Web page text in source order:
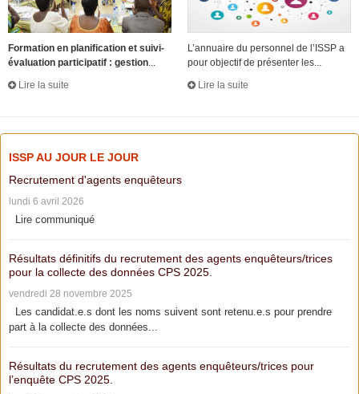
Formation en planification et suivi-
évaluation participatif : gestion...
Lire la suite
L’annuaire du personnel de l’ISSP a
pour objectif de présenter les...
Lire la suite
ISSP AU JOUR LE JOUR
Recrutement d'agents enquêteurs
lundi 6 avril 2026
Lire communiqué
Résultats définitifs du recrutement des agents enquêteurs/trices
pour la collecte des données CPS 2025.
vendredi 28 novembre 2025
Les candidat.e.s dont les noms suivent sont retenu.e.s pour prendre
part à la collecte des données...
Résultats du recrutement des agents enquêteurs/trices pour
l’enquête CPS 2025.